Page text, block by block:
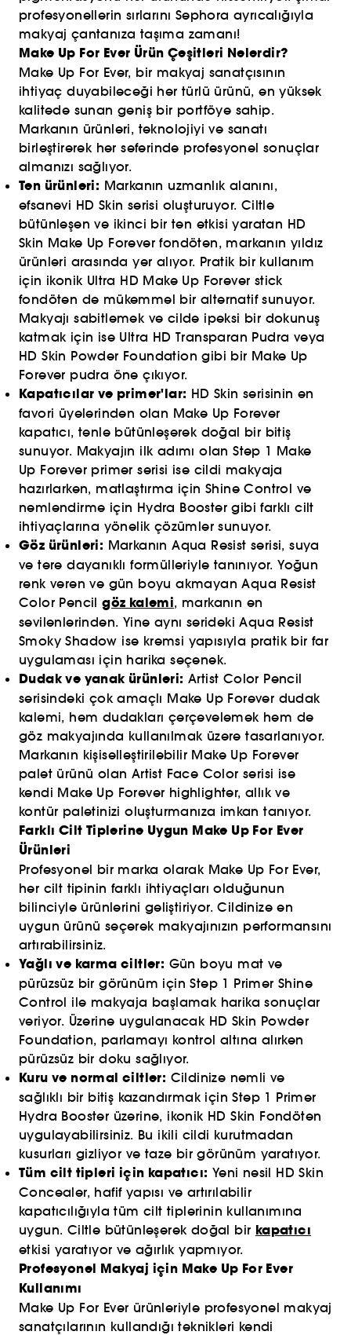
profesyonellerin sırlarını Sephora ayrıcalığıyla
makyaj çantanıza taşıma zamanı!
Make Up For Ever Ürün Çeşitleri Nelerdir?
Make Up For Ever, bir makyaj sanatçısının
ihtiyaç duyabileceği her türlü ürünü, en yüksek
kalitede sunan geniş bir portföye sahip.
Markanın ürünleri, teknolojiyi ve sanatı
birleştirerek her seferinde profesyonel sonuçlar
almanızı sağlıyor.
Ten ürünleri: Markanın uzmanlık alanını,
efsanevi HD Skin serisi oluşturuyor. Ciltle
bütünleşen ve ikinci bir ten etkisi yaratan HD
Skin Make Up Forever fondöten, markanın yıldız
ürünleri arasında yer alıyor. Pratik bir kullanım
için ikonik Ultra HD Make Up Forever stick
fondöten de mükemmel bir alternatif sunuyor.
Makyajı sabitlemek ve cilde ipeksi bir dokunuş
katmak için ise Ultra HD Transparan Pudra veya
HD Skin Powder Foundation gibi bir Make Up
Forever pudra öne çıkıyor.
Kapatıcılar ve primer'lar: HD Skin serisinin en
favori üyelerinden olan Make Up Forever
kapatıcı, tenle bütünleşerek doğal bir bitiş
sunuyor. Makyajın ilk adımı olan Step 1 Make
Up Forever primer serisi ise cildi makyaja
hazırlarken, matlaştırma için Shine Control ve
nemlendirme için Hydra Booster gibi farklı cilt
ihtiyaçlarına yönelik çözümler sunuyor.
Göz ürünleri: Markanın Aqua Resist serisi, suya
ve tere dayanıklı formülleriyle tanınıyor. Yoğun
renk veren ve gün boyu akmayan Aqua Resist
Color Pencilgöz kalemi, markanın en
sevilenlerinden. Yine aynı serideki Aqua Resist
Smoky Shadow ise kremsi yapısıyla pratik bir far
uygulaması için harika seçenek.
Dudak ve yanak ürünleri: Artist Color Pencil
serisindeki çok amaçlı Make Up Forever dudak
kalemi, hem dudakları çerçevelemek hem de
göz makyajında kullanılmak üzere tasarlanıyor.
Markanın kişiselleştirilebilir Make Up Forever
palet ürünü olan Artist Face Color serisi ise
kendi Make Up Forever highlighter, allık ve
kontür paletinizi oluşturmanıza imkan tanıyor.
Farklı Cilt Tiplerine Uygun Make Up For Ever
Ürünleri
Profesyonel bir marka olarak Make Up For Ever,
her cilt tipinin farklı ihtiyaçları olduğunun
bilinciyle ürünlerini geliştiriyor. Cildinize en
uygun ürünü seçerek makyajınızın performansını
artırabilirsiniz.
Yağlı ve karma ciltler: Gün boyu mat ve
pürüzsüz bir görünüm için Step 1 Primer Shine
Control ile makyaja başlamak harika sonuçlar
veriyor. Üzerine uygulanacak HD Skin Powder
Foundation, parlamayı kontrol altına alırken
pürüzsüz bir doku sağlıyor.
Kuru ve normal ciltler: Cildinize nemli ve
sağlıklı bir bitiş kazandırmak için Step 1 Primer
Hydra Booster üzerine, ikonik HD Skin Fondöten
uygulayabilirsiniz. Bu ikili cildi kurutmadan
kusurları gizliyor ve taze bir görünüm yaratıyor.
Tüm cilt tipleri için kapatıcı: Yeni nesil HD Skin
Concealer, hafif yapısı ve artırılabilir
kapatıcılığıyla tüm cilt tiplerinin kullanımına
uygun. Ciltle bütünleşerek doğal bir kapatıcı
etkisi yaratıyor ve ağırlık yapmıyor.
Profesyonel Makyaj için Make Up For Ever
Kullanımı
Make Up For Ever ürünleriyle profesyonel makyaj
sanatçılarının kullandığı teknikleri kendi